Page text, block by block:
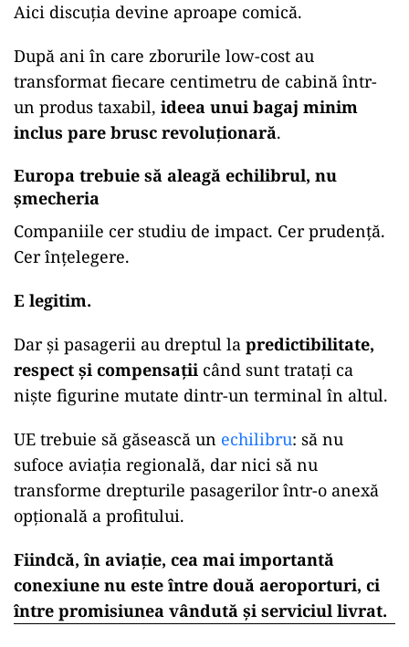
Aici discuția devine aproape comică.
După ani în care zborurile low-cost au
transformat fiecare centimetru de cabină într-
un produs taxabil, ideea unui bagaj minim
inclus pare brusc revoluționară.
Europa trebuie să aleagă echilibrul, nu
șmecheria
Companiile cer studiu de impact. Cer prudență.
Cer înțelegere.
E legitim.
Dar și pasagerii au dreptul la predictibilitate,
respect și compensații când sunt tratați ca
niște figurine mutate dintr-un terminal în altul.
UE trebuie să găsească un echilibru: să nu
sufoce aviația regională, dar nici să nu
transforme drepturile pasagerilor într-o anexă
opțională a profitului.
Fiindcă, în aviație, cea mai importantă
conexiune nu este între două aeroporturi, ci
între promisiunea vândută și serviciul livrat.